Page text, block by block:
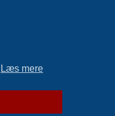
Læs mere